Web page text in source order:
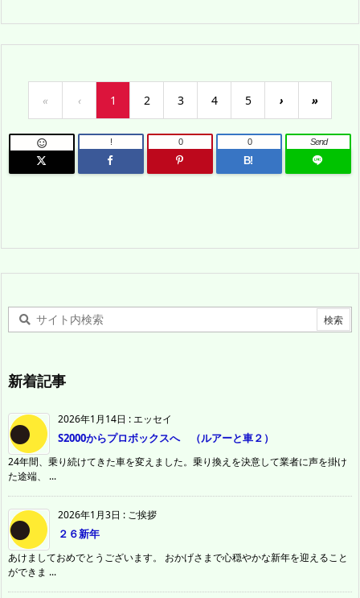
« ‹ 1 2 3 4 5 › »
 ! 0
B!
0 Send
新着記事
2026年1月14日 :エッセイ
S2000からプロボックスへ （ルアーと車２）
24年間、乗り続けてきた車を変えました。乗り換えを決意して業者に声を掛け
た途端、 ...
2026年1月3日 : ご挨拶
２６新年
あけましておめでとうございます。 おかげさまで心穏やかな新年を迎えること
ができま ...